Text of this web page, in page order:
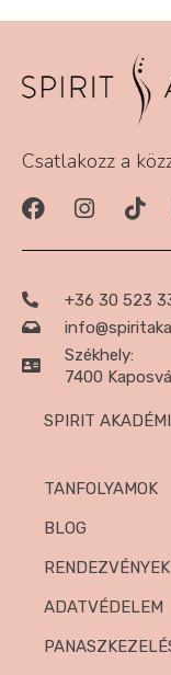
Csatlakozz a
+36 30 523
Székhely:
7400
SPIRIT
TANFOLYAMOK
BLOG
RENDEZVÉNYEK
ADATVÉDELEM